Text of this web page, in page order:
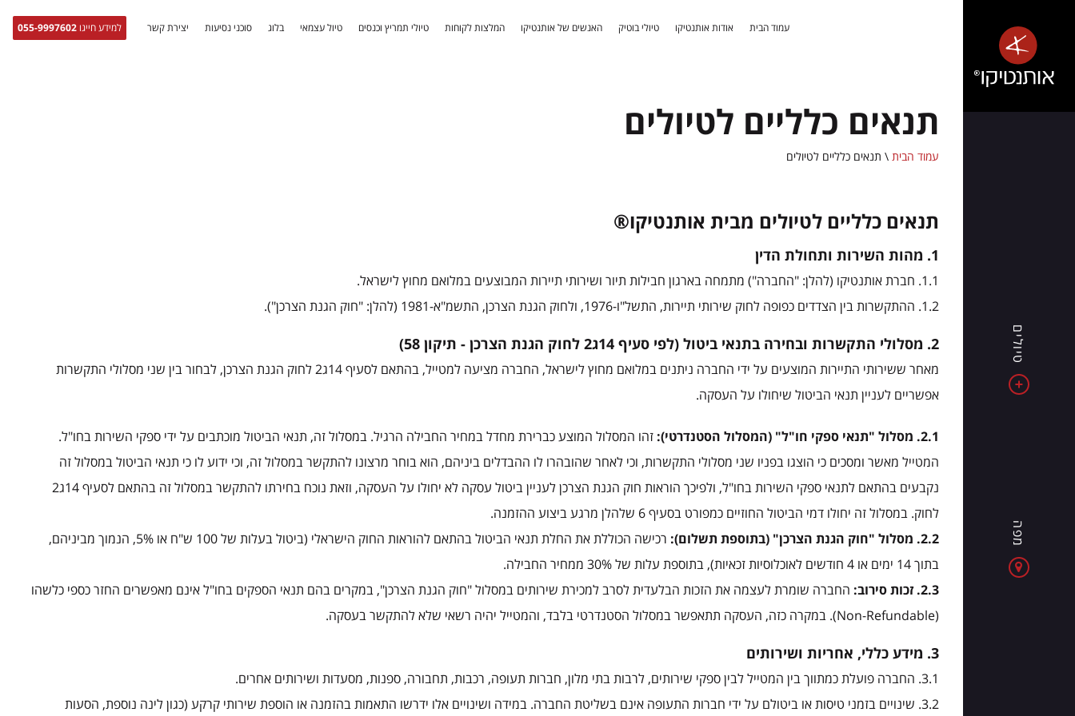
טיולים
מפה
אלבניה
-
פראי,
אלבניה
מרשימים
חדשות
עמוד הבית אודות אותנטיקו טיולי בוטיק האנשים של אותנטיקו המלצות לקוחות טיולי תמריץ וכנסים טיול עצמאי בלוג סוכני נסיעות יצירת קשר למידע חייגו 055-9997602
תנאים כלליים לטיולים
עמוד הבית \ תנאים כלליים לטיולים
תנאים כלליים לטיולים מבית אותנטיקו®
1. מהות השירות ותחולת הדין
1.1. חברת אותנטיקו (להלן: "החברה") מתמחה בארגון חבילות תיור ושירותי תיירות המבוצעים במלואם מחוץ לישראל.
1.2. ההתקשרות בין הצדדים כפופה לחוק שירותי תיירות, התשל"ו-1976, ולחוק הגנת הצרכן, התשמ"א-1981 (להלן: "חוק הגנת הצרכן").
2. מסלולי התקשרות ובחירה בתנאי ביטול (לפי סעיף 14ג2 לחוק הגנת הצרכן - תיקון 58)
מאחר ששירותי התיירות המוצעים על ידי החברה ניתנים במלואם מחוץ לישראל, החברה מציעה למטייל, בהתאם לסעיף 14ג2 לחוק הגנת הצרכן, לבחור בין שני מסלולי התקשרות
אפשריים לעניין תנאי הביטול שיחולו על העסקה.
2.1. מסלול "תנאי ספקי חו"ל" (המסלול הסטנדרטי):
זהו המסלול המוצע כברירת מחדל במחיר החבילה הרגיל. במסלול זה, תנאי הביטול מוכתבים על ידי ספקי השירות בחו"ל.
המטייל מאשר ומסכים כי הוצגו בפניו שני מסלולי התקשרות, וכי לאחר שהובהרו לו ההבדלים ביניהם, הוא בוחר מרצונו להתקשר במסלול זה, וכי ידוע לו כי תנאי הביטול במסלול זה
נקבעים בהתאם לתנאי ספקי השירות בחו"ל, ולפיכך הוראות חוק הגנת הצרכן לעניין ביטול עסקה לא יחולו על העסקה, וזאת נוכח בחירתו להתקשר במסלול זה בהתאם לסעיף 14ג2
לחוק. במסלול זה יחולו דמי הביטול החוזיים כמפורט בסעיף 6 שלהלן מרגע ביצוע ההזמנה.
2.2. מסלול "חוק הגנת הצרכן" (בתוספת תשלום):
רכישה הכוללת את החלת תנאי הביטול בהתאם להוראות החוק הישראלי (ביטול בעלות של 100 ש"ח או 5%, הנמוך מביניהם,
בתוך 14 ימים או 4 חודשים לאוכלוסיות זכאיות), בתוספת עלות של 30% ממחיר החבילה.
2.3. זכות סירוב:
החברה שומרת לעצמה את הזכות הבלעדית לסרב למכירת שירותים במסלול "חוק הגנת הצרכן", במקרים בהם תנאי הספקים בחו"ל אינם מאפשרים החזר כספי כלשהו
(Non-Refundable). במקרה כזה, העסקה תתאפשר במסלול הסטנדרטי בלבד, והמטייל יהיה רשאי שלא להתקשר בעסקה.
3. מידע כללי, אחריות ושירותים
3.1. החברה פועלת כמתווך בין המטייל לבין ספקי שירותים, לרבות בתי מלון, חברות תעופה, רכבות, תחבורה, ספנות, מסעדות ושירותים אחרים.
3.2. שינויים בזמני טיסות או ביטולם על ידי חברות התעופה אינם בשליטת החברה. במידה ושינויים אלו ידרשו התאמות בהזמנה או הוספת שירותי קרקע (כגון לינה נוספת, הסעות